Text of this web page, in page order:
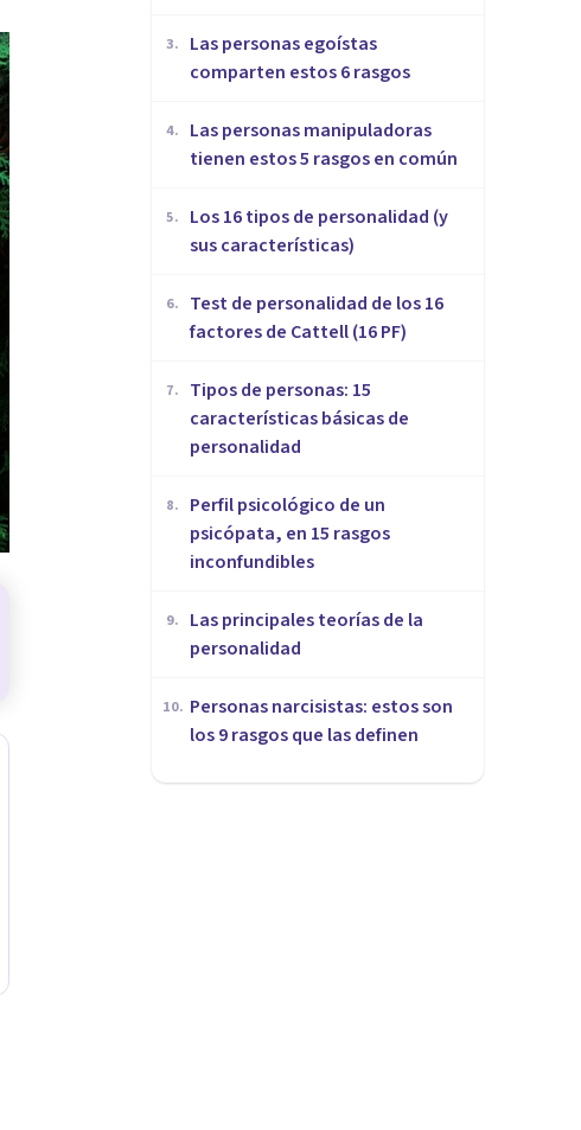
3.
Las personas egoístas
comparten estos 6 rasgos
4.
Las personas manipuladoras
tienen estos 5 rasgos en común
5.
Los 16 tipos de personalidad (y
sus características)
6.
Test de personalidad de los 16
factores de Cattell (16 PF)
7.
Tipos de personas: 15
características básicas de
personalidad
8.
Perfil psicológico de un
psicópata, en 15 rasgos
inconfundibles
9.
Las principales teorías de la
personalidad
10. Personas narcisistas: estos son
los 9 rasgos que las definen